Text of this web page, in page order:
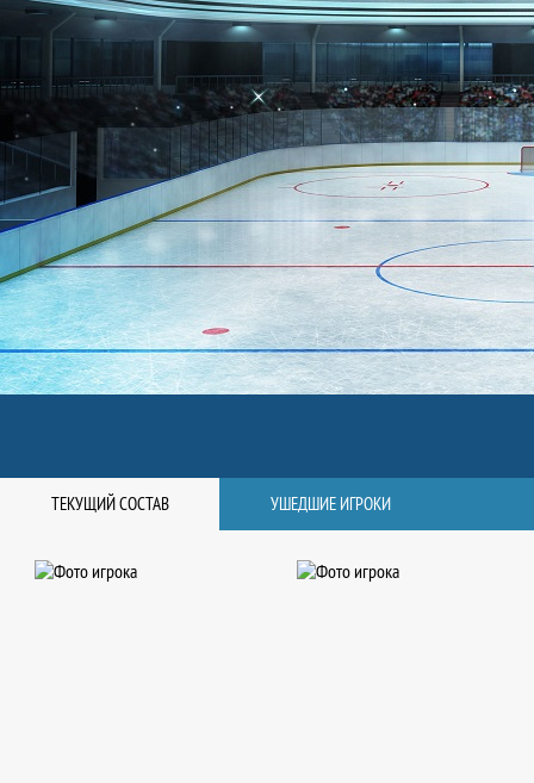
ТЕКУЩИЙ СОСТАВ УШЕДШИЕ ИГРОКИ
8 7